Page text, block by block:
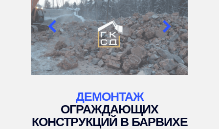
ДЕМОНТАЖ
ОГРАЖДАЮЩИХ
КОНСТРУКЦИЙ В БАРВИХЕ